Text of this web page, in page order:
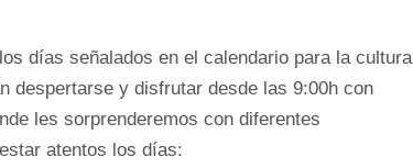
días señalados en el calendario para la cultura
despertarse y disfrutar desde las 9:00h con
les sorprenderemos con diferentes
atentos los días: